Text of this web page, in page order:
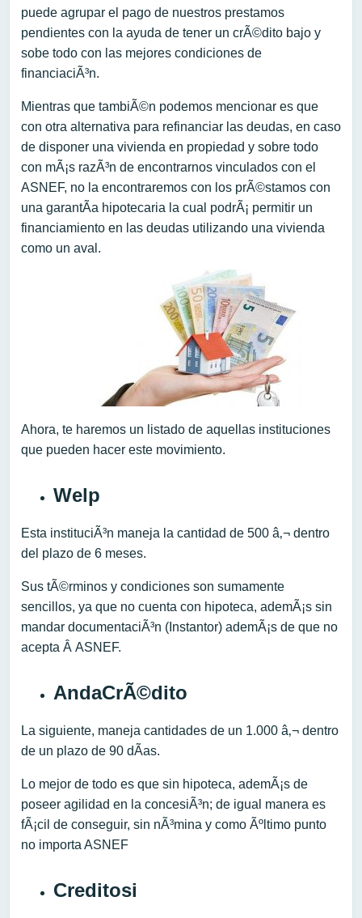
puede agrupar el pago de nuestros prestamos
pendientes con la ayuda de tener un crÃ©dito bajo y
sobe todo con las mejores condiciones de
financiaciÃ³n.
Mientras que tambiÃ©n podemos mencionar es que
con otra alternativa para refinanciar las deudas, en caso
de disponer una vivienda en propiedad y sobre todo
con mÃ¡s razÃ³n de encontrarnos vinculados con el
ASNEF, no la encontraremos con los prÃ©stamos con
una garantÃ­a hipotecaria la cual podrÃ¡ permitir un
financiamiento en las deudas utilizando una vivienda
como un aval.
Ahora, te haremos un listado de aquellas instituciones
que pueden hacer este movimiento.
Welp
Esta instituciÃ³n maneja la cantidad de 500 â‚¬ dentro
del plazo de 6 meses.
Sus tÃ©rminos y condiciones son sumamente
sencillos, ya que no cuenta con hipoteca, ademÃ¡s sin
mandar documentaciÃ³n (Instantor) ademÃ¡s de que no
acepta Â ASNEF.
AndaCrÃ©dito
La siguiente, maneja cantidades de un 1.000 â‚¬ dentro
de un plazo de 90 dÃ­as.
Lo mejor de todo es que sin hipoteca, ademÃ¡s de
poseer agilidad en la concesiÃ³n; de igual manera es
fÃ¡cil de conseguir, sin nÃ³mina y como Ãºltimo punto
no importa ASNEF
Creditosi